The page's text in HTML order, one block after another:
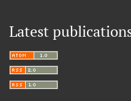
Latest